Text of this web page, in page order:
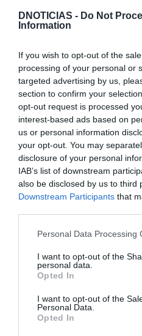
DNOTICIAS - Do Not
Information
If you wish to opt-out of the
processing of your personal or
targeted advertising by us,
section to confirm your
opt-out request is processed
interest-based ads based on
us or personal information
your opt-out. You may
disclosure of your personal
IAB’s list of downstream
also be disclosed by us to third
Downstream Participants that
Please note that this website/
not limited to your visit or
grant or deny consent to
use your data for below
consent section.
Personal Data Processing
I want to opt-out of the
personal data.
Opted In
I want to opt-out of the
Personal Data.
Opted In
PRODUTOS E MARCAS
da colecção Savoy Signature
Grupo Girão lança
faz iniciativas no